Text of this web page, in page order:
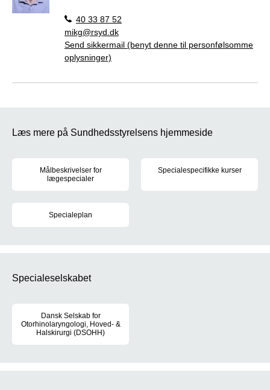
40 33 87 52
mikg@rsyd.dk
Send sikkermail (benyt denne til personfølsomme
oplysninger)
Læs mere på Sundhedsstyrelsens hjemmeside
Målbeskrivelser for
lægespecialer
Specialespecifikke kurser
Specialeplan
Specialeselskabet
Dansk Selskab for
Otorhinolaryngologi, Hoved- &
Halskirurgi (DSOHH)